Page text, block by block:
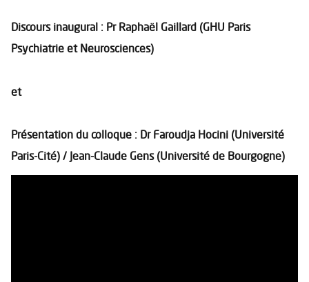
Discours inaugural : Pr Raphaël Gaillard (GHU Paris
Psychiatrie et Neurosciences)
et
Présentation du colloque : Dr Faroudja Hocini (Université
Paris-Cité) / Jean-Claude Gens (Université de Bourgogne)